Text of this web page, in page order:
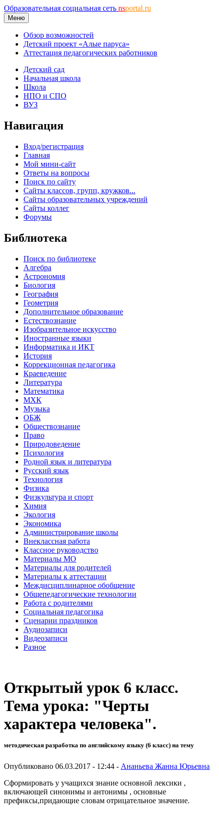
Образовательная социальная сеть nsportal.ru
Меню
Обзор возможностей
Детский проект «Алые паруса»
Аттестация педагогических работников
Детский сад
Начальная школа
Школа
НПО и СПО
ВУЗ
Навигация
Вход/регистрация
Главная
Мой мини-сайт
Ответы на вопросы
Поиск по сайту
Сайты классов, групп, кружков...
Сайты образовательных учреждений
Сайты коллег
Форумы
Библиотека
Поиск по библиотеке
Алгебра
Астрономия
Биология
География
Геометрия
Дополнительное образование
Естествознание
Изобразительное искусство
Иностранные языки
Информатика и ИКТ
История
Коррекционная педагогика
Краеведение
Литература
Математика
МХК
Музыка
ОБЖ
Обществознание
Право
Природоведение
Психология
Родной язык и литература
Русский язык
Технология
Физика
Физкультура и спорт
Химия
Экология
Экономика
Администрирование школы
Внеклассная работа
Классное руководство
Материалы МО
Материалы для родителей
Материалы к аттестации
Междисциплинарное обобщение
Общепедагогические технологии
Работа с родителями
Социальная педагогика
Сценарии праздников
Аудиозаписи
Видеозаписи
Разное
Открытый урок 6 класс.
Тема урока: "Черты
характера человека".
методическая разработка по английскому языку (6 класс) на тему
Опубликовано 06.03.2017 - 12:44 - Ананьева Жанна Юрьевна
Сформировать у учащихся знание основной лексики ,
включающей синонимы и антонимы , основные
префиксы,придающие словам отрицательное значение.